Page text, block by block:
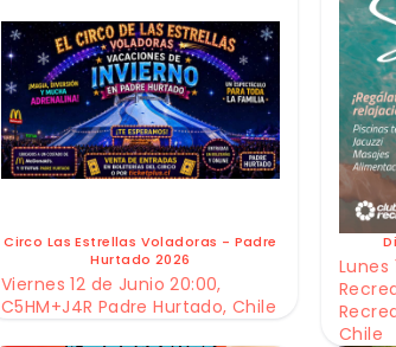
Circo Las Estrellas Voladoras - Padre
Hurtado 2026
Viernes 12 de Junio 20:00,
C5HM+J4R Padre Hurtado, Chile
Lunes
Chile